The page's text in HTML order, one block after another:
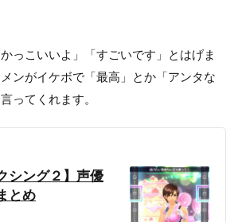
っこいいよ」「すごいです」とはげま
ンがイケボで「最高」とか「アンタな
ってくれます。
シング２】声優
とめ